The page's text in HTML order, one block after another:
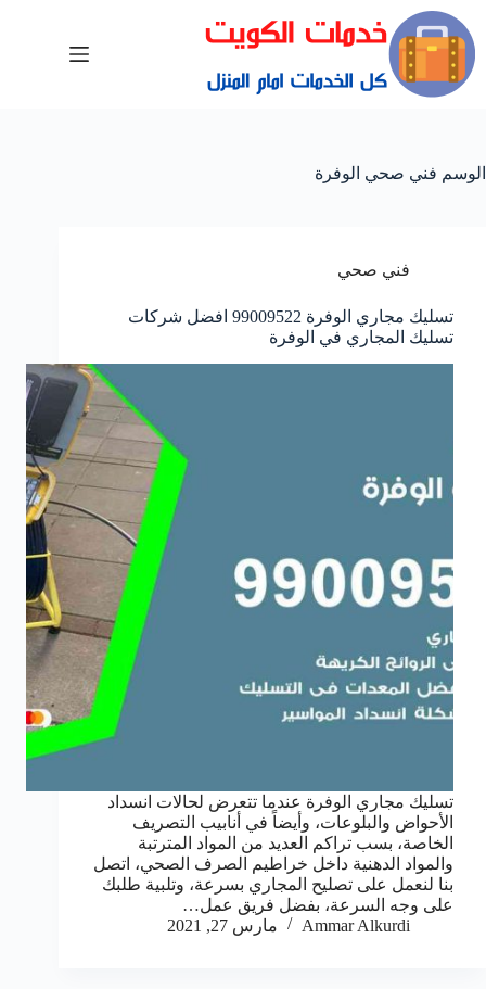
الوسم فني صحي الوفرة
فني صحي
تسليك مجاري الوفرة 99009522 افضل شركات
تسليك المجاري في الوفرة
تسليك مجاري الوفرة عندما تتعرض لحالات انسداد
الأحواض والبلوعات، وأيضاً في أنابيب التصريف
الخاصة، بسب تراكم العديد من المواد المترتبة
والمواد الدهنية داخل خراطيم الصرف الصحي، اتصل
بنا لنعمل على تصليح المجاري بسرعة، وتلبية طلبك
على وجه السرعة، بفضل فريق عمل…
Ammar Alkurdi
مارس 27, 2021